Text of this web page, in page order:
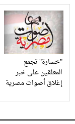
"خسارة" تجمع
المعلقين على خبر
إغلاق أصوات مصرية